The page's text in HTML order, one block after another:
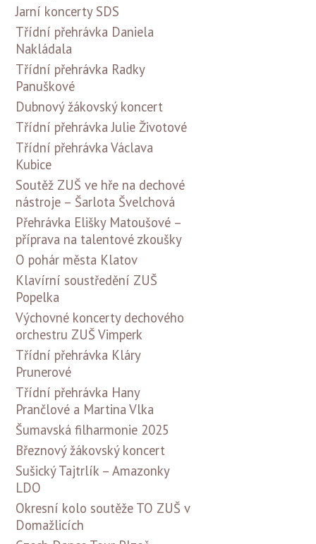
Jarní koncerty SDS
Třídní přehrávka Daniela
Nakládala
Třídní přehrávka Radky
Panuškové
Dubnový žákovský koncert
Třídní přehrávka Julie Životové
Třídní přehrávka Václava
Kubice
Soutěž ZUŠ ve hře na dechové
nástroje – Šarlota Švelchová
Přehrávka Elišky Matoušové –
příprava na talentové zkoušky
O pohár města Klatov
Klavírní soustředění ZUŠ
Popelka
Výchovné koncerty dechového
orchestru ZUŠ Vimperk
Třídní přehrávka Kláry
Prunerové
Třídní přehrávka Hany
Prančlové a Martina Vlka
Šumavská filharmonie 2025
Březnový žákovský koncert
Sušický Tajtrlík – Amazonky
LDO
Okresní kolo soutěže TO ZUŠ v
Domažlicích